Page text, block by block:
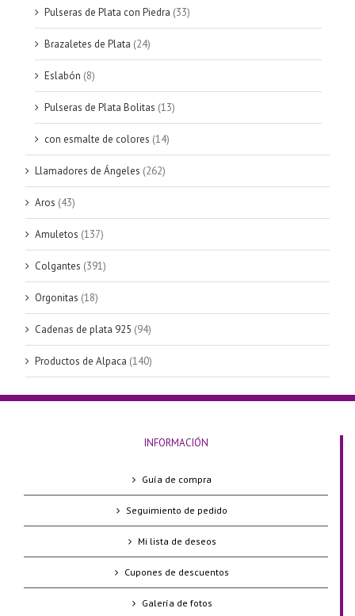
Pulseras de Plata con Piedra (33)
Brazaletes de Plata (24)
Eslabón (8)
Pulseras de Plata Bolitas (13)
con esmalte de colores (14)
Llamadores de Ángeles (262)
Aros (43)
Amuletos (137)
Colgantes (391)
Orgonitas (18)
Cadenas de plata 925 (94)
Productos de Alpaca (140)
INFORMACIÓN
Guía de compra
Seguimiento de pedido
Mi lista de deseos
Cupones de descuentos
Galería de fotos